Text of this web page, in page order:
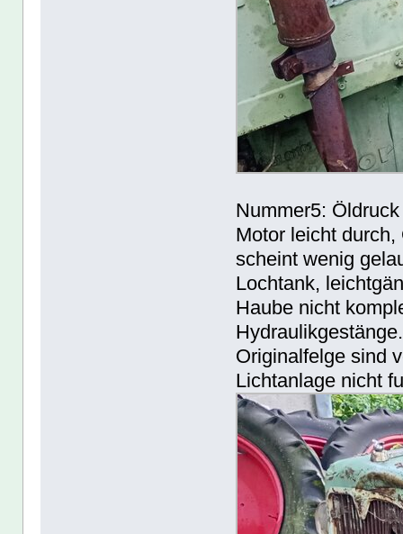
Nummer5:
Motor leicht
scheint wenig
Lochtank,
Haube nicht
Originalfelge sind
Lichtanlage nicht